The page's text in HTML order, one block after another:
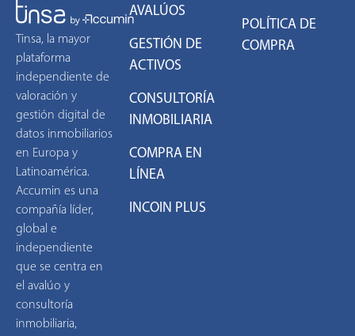
Tinsa, la mayor
plataforma
independiente de
valoración y
gestión digital de
datos inmobiliarios
en Europa y
Latinoamérica.
Accumin es una
compañía líder,
global e
independiente
que se centra en
el avalúo y
consultoría
inmobiliaria,
AVALÚOS
GESTIÓN DE
ACTIVOS
CONSULTORÍA
INMOBILIARIA
COMPRA EN
LÍNEA
INCOIN PLUS
POLÍTICA DE
COMPRA